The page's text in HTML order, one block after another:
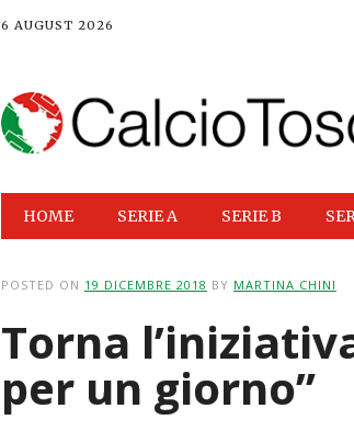
6 AUGUST 2026
Main menu
HOME SERIE A SERIE B
POSTED ON 19 DICEMBRE 2018 BY MARTINA CHINI
Torna
per un giorno”